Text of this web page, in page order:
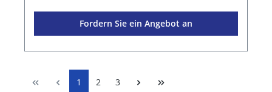
Fordern Sie ein Angebot an
1 2 3